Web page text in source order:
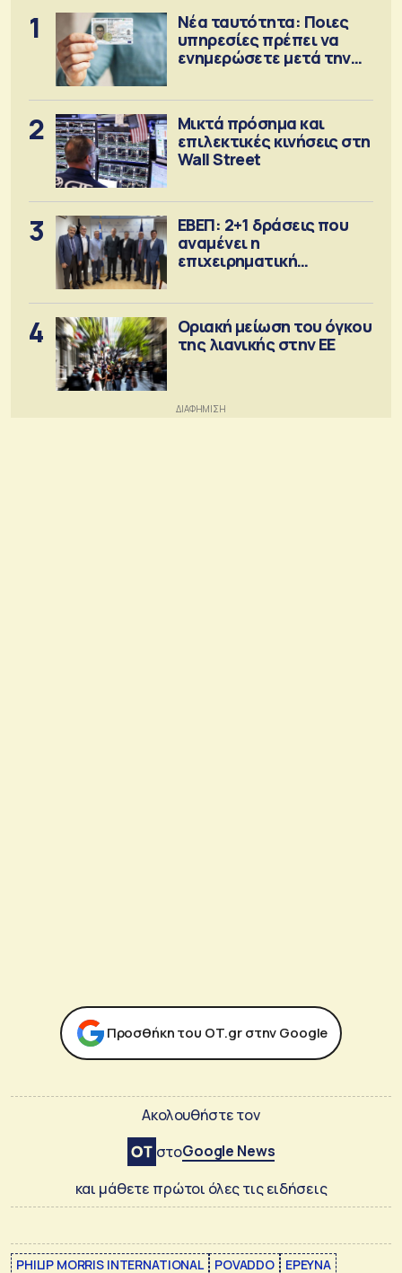
1
Νέα ταυτότητα: Ποιες
υπηρεσίες πρέπει να
ενημερώσετε μετά την
2
Μικτά πρόσημα και
επιλεκτικές κινήσεις στη
Wall Street
3
ΕΒΕΠ: 2+1 δράσεις που
αναμένει η
επιχειρηματική
4
Οριακή μείωση του όγκου
της λιανικής στην ΕΕ
Προσθήκη του ΟΤ.gr στην Google
Ακολουθήστε τον
στοGoogle News
και μάθετε πρώτοι όλες τις ειδήσεις
PHILIP MORRIS INTERNATIONAL POVADDO ΕΡΕΥΝΑ